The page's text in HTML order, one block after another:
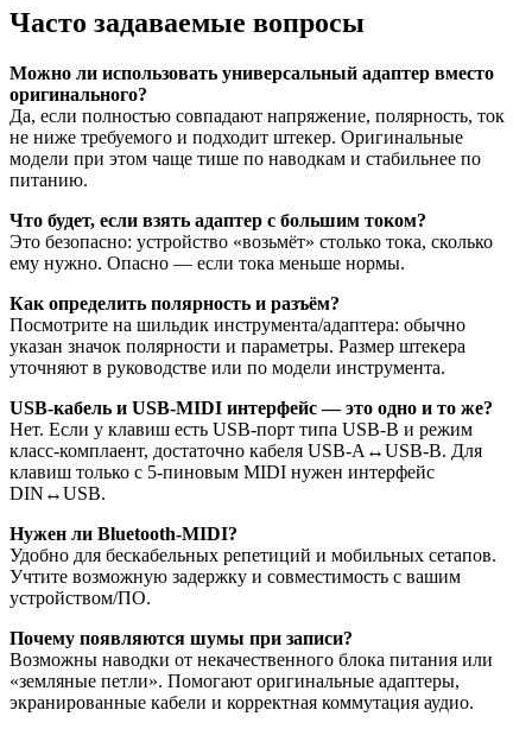
Часто задаваемые вопросы
Можно ли использовать универсальный адаптер вместо
оригинального?
Да, если полностью совпадают напряжение, полярность, ток
не ниже требуемого и подходит штекер. Оригинальные
модели при этом чаще тише по наводкам и стабильнее по
питанию.
Что будет, если взять адаптер с большим током?
Это безопасно: устройство «возьмёт» столько тока, сколько
ему нужно. Опасно — если тока меньше нормы.
Как определить полярность и разъём?
Посмотрите на шильдик инструмента/адаптера: обычно
указан значок полярности и параметры. Размер штекера
уточняют в руководстве или по модели инструмента.
USB-кабель и USB-MIDI интерфейс — это одно и то же?
Нет. Если у клавиш есть USB-порт типа USB-B и режим
класс-комплаент, достаточно кабеля USB-A↔USB-B. Для
клавиш только с 5-пиновым MIDI нужен интерфейс
DIN↔USB.
Нужен ли Bluetooth-MIDI?
Удобно для бескабельных репетиций и мобильных сетапов.
Учтите возможную задержку и совместимость с вашим
устройством/ПО.
Почему появляются шумы при записи?
Возможны наводки от некачественного блока питания или
«земляные петли». Помогают оригинальные адаптеры,
экранированные кабели и корректная коммутация аудио.